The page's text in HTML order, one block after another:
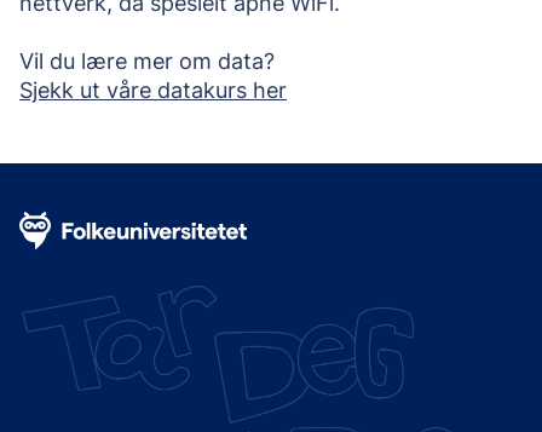
Vil du lære mer om data?
Sjekk ut våre datakurs her